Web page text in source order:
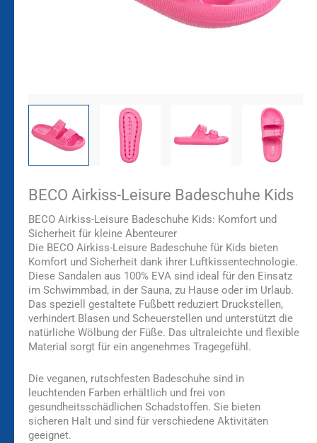
BECO Airkiss-Leisure Badeschuhe Kids
BECO Airkiss-Leisure Badeschuhe Kids: Komfort und
Sicherheit für kleine Abenteurer
Die BECO Airkiss-Leisure Badeschuhe für Kids bieten
Komfort und Sicherheit dank ihrer Luftkissentechnologie.
Diese Sandalen aus 100% EVA sind ideal für den Einsatz
im Schwimmbad, in der Sauna, zu Hause oder im Urlaub.
Das speziell gestaltete Fußbett reduziert Druckstellen,
verhindert Blasen und Scheuerstellen und unterstützt die
natürliche Wölbung der Füße. Das ultraleichte und flexible
Material sorgt für ein angenehmes Tragegefühl.
Die veganen, rutschfesten Badeschuhe sind in
leuchtenden Farben erhältlich und frei von
gesundheitsschädlichen Schadstoffen. Sie bieten
sicheren Halt und sind für verschiedene Aktivitäten
geeignet.